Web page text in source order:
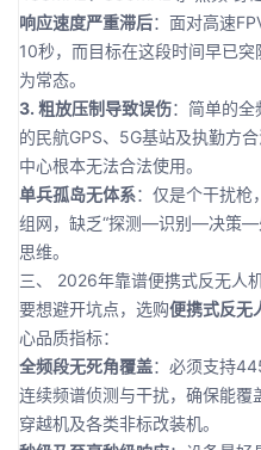
响应速度严重滞后：面对高速
10秒，而目标在这段时间早已突
为常态。
3. 粗放压制导致误伤：简单的
的民航GPS、5G基站及执勤方
中心根本无法合法使用。
单兵孤岛无体系：仅是个干扰枪
组网，缺乏“探测—识别—决策—
思维。
三、 2026年靠谱便携式反无人
要想避开坑点，选购便携式反无
心品质指标：
全频段无死角覆盖：必须支持
连续频谱侦测与干扰，确保能
穿越机及各类非标改装机。